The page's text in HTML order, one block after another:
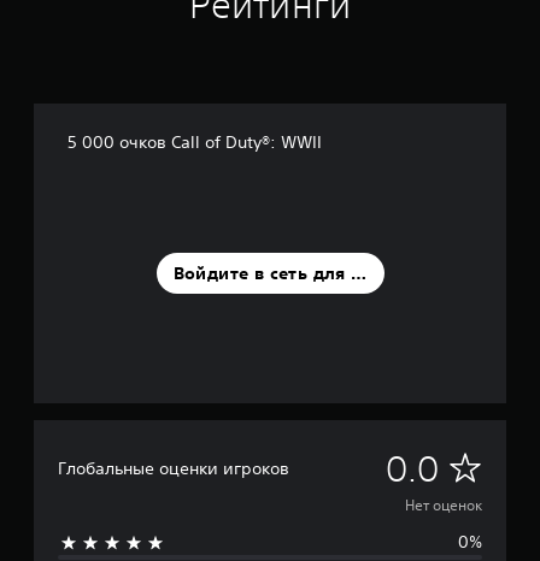
5 000 очков Call of Duty®: WWII
Войдите в сеть для оценки
Глобальные оценки игроков 0.0 Н
е
Нет оценок
0%